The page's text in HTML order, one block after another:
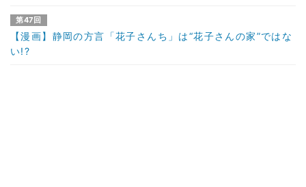
第47回
【漫画】静岡の方言「花子さんち」は“花子さんの家”ではな
い!?